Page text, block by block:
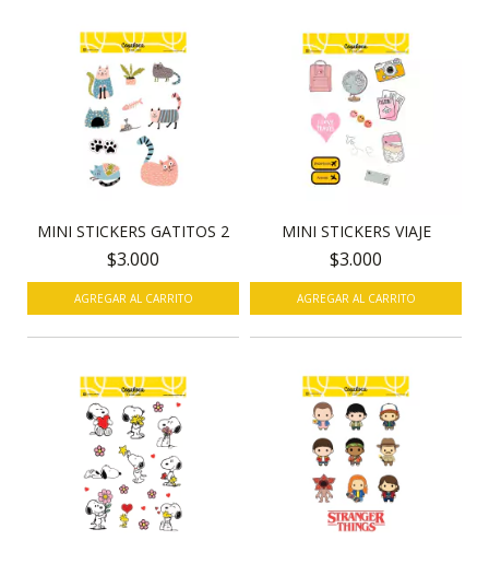
MINI STICKERS GATITOS 2
$3.000
MINI STICKERS VIAJE
$3.000